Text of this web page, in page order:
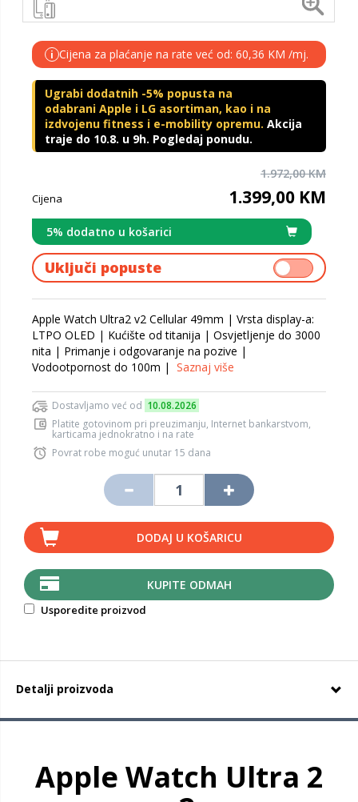
i Cijena za plaćanje na rate već od: 60,36 KM /mj.
Ugrabi dodatnih -5% popusta na
odabrani Apple i LG asortiman, kao i na
izdvojenu fitness i e-mobility opremu. Akcija
traje do 10.8. u 9h. Pogledaj ponudu.
1.972,00 KM
Cijena 1.399,00 KM
5% dodatno u košarici
Uključi popuste
Apple Watch Ultra2 v2 Cellular 49mm | Vrsta display-a:
LTPO OLED | Kućište od titanija | Osvjetljenje do 3000
nita | Primanje i odgovaranje na pozive |
Vodootpornost do 100m | Saznaj više
Dostavljamo već od 10.08.2026
Platite gotovinom pri preuzimanju, Internet bankarstvom,
karticama jednokratno i na rate
Povrat robe moguć unutar 15 dana
DODAJ U KOŠARICU
KUPITE ODMAH
Usporedite proizvod
Detalji proizvoda
Apple Watch Ultra 2